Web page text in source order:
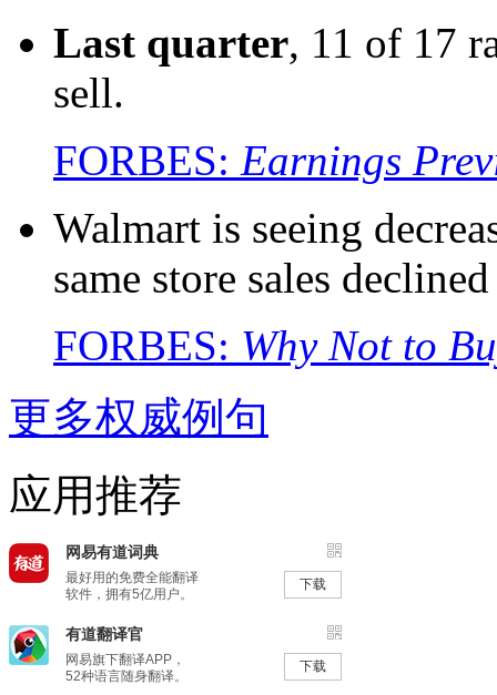
Last quarter, 11 of 17
sell.
FORBES: Earnings
Walmart is seeing
same store sales
FORBES: Why Not to
更多权威例句
应用推荐